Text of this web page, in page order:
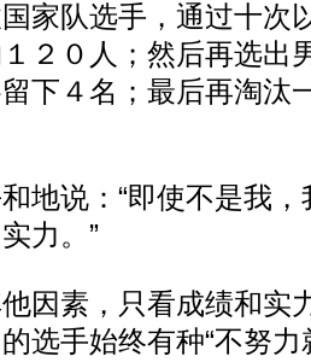
家队选手，通过十次
２０人；然后再选出
下４名；最后再淘汰
说：“即使不是我，
力。”
素，只看成绩和实
选手始终有种“不努力